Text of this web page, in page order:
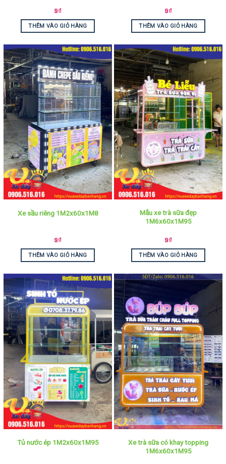
9₫
THÊM VÀO GIỎ HÀNG
9₫
THÊM VÀO GIỎ HÀNG
Xe sầu riêng 1M2x60x1M8
9₫
THÊM VÀO GIỎ HÀNG
Mẫu xe trà sữa đẹp
1M6x60x1M95
9₫
THÊM VÀO GIỎ HÀNG
Tủ nước ép 1M2x60x1M95
Xe trà sữa có khay topping
1M6x60x1M95